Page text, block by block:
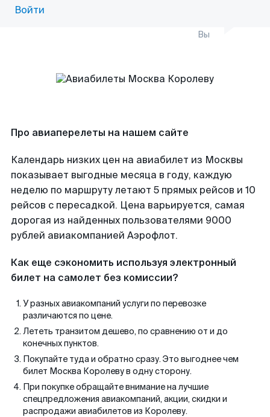
Войти
Вы
Про авиаперелеты на нашем сайте
Календарь низких цен на авиабилет из Москвы
показывает выгодные месяца в году, каждую
неделю по маршруту летают 5 прямых рейсов и 10
рейсов с пересадкой. Цена варьируется, самая
дорогая из найденных пользователями 9000
рублей авиакомпанией Аэрофлот.
Как еще сэкономить используя электронный
билет на самолет без комиссии?
У разных авиакомпаний услуги по перевозке
различаются по цене.
Лететь транзитом дешево, по сравнению от и до
конечных пунктов.
Покупайте туда и обратно сразу. Это выгоднее чем
билет Москва Королеву в одну сторону.
При покупке обращайте внимание на лучшие
спецпредложения авиакомпаний, акции, скидки и
распродажи авиабилетов из Королеву.